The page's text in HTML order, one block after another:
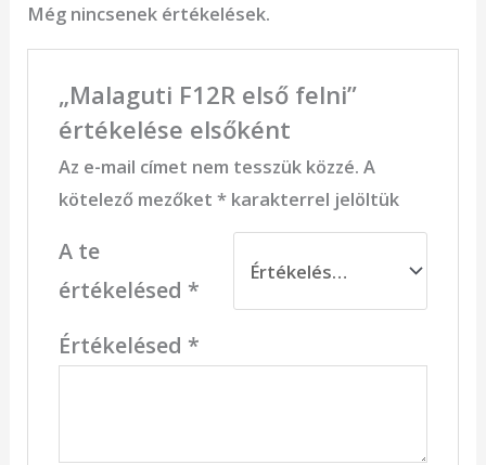
Még nincsenek értékelések.
„Malaguti F12R első felni”
értékelése elsőként
Az e-mail címet nem tesszük közzé. A
kötelező mezőket *karakterrel jelöltük
A te
értékelésed *
Értékelésed *